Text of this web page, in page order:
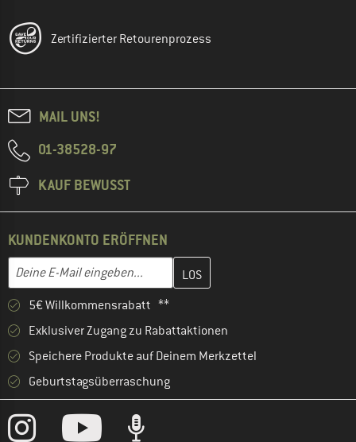
Zertifizierter Retourenprozess
MAIL UNS!
01-38528-97
KAUF BEWUSST
KUNDENKONTO ERÖFFNEN
E-Mail-Adresse
Gib hier deine E-Mail-Adresse ein und erstelle im nächsten
5€ Willkommensrabatt **
Exklusiver Zugang zu Rabattaktionen
Speichere Produkte auf Deinem Merkzettel
Geburtstagsüberraschung